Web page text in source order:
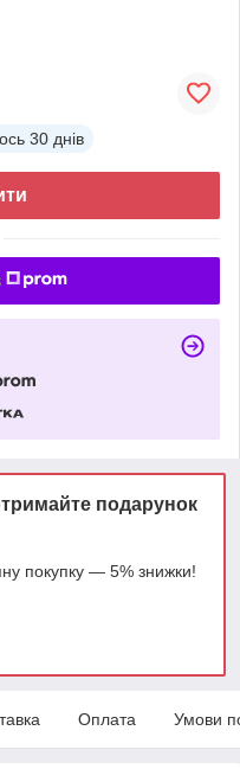
30 днів
подарунок
покупку — 5% знижки!
Оплата Умови